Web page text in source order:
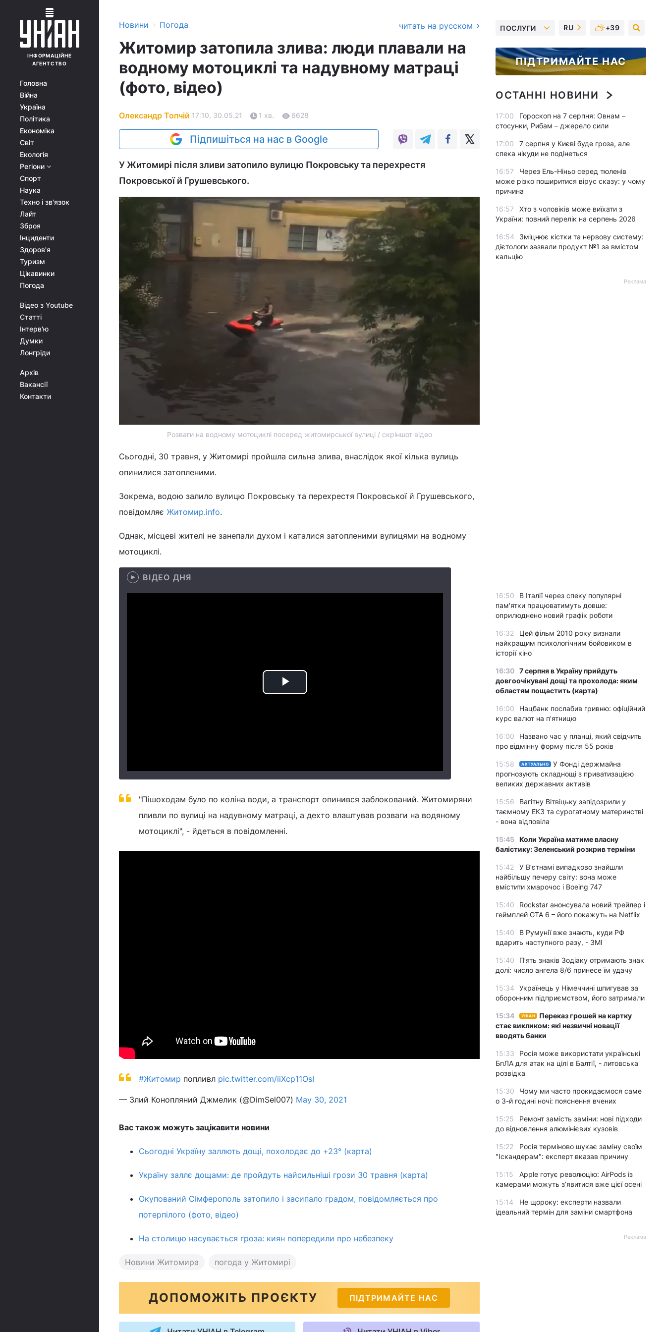
ІНФОРМАЦІЙНЕ
АГЕНТСТВО
Головна
Війна
Україна
Політика
Економіка
Світ
Екологія
Регіони
Спорт
Наука
Техно і зв'язок
Лайт
Зброя
Інциденти
Здоров'я
Туризм
Цікавинки
Погода
Відео з Youtube
Статті
Інтерв'ю
Думки
Лонгріди
Архів
Вакансії
Контакти
Новини › Погода читать на русском
Житомир затопила злива: люди плавали на
водному мотоциклі та надувному матраці
(фото, відео)
Олександр Топчій 17:10, 30.05.21 1 хв. 6628
Підпишіться на нас в Google
У Житомирі після зливи затопило вулицю Покровську та перехрестя
Покровської й Грушевського.
Розваги на водному мотоциклі посеред житомирської вулиці / скріншот відео
Сьогодні, 30 травня, у Житомирі пройшла сильна злива, внаслідок якої кілька вулиць
опинилися затопленими.
Зокрема, водою залило вулицю Покровську та перехрестя Покровської й Грушевського,
повідомляє Житомир.info.
Однак, місцеві жителі не занепали духом і каталися затопленими вулицями на водному
мотоциклі.
ВІДЕО ДНЯ
Play
"Пішоходам було по коліна води, а транспорт опинився заблокований. Житомиряни
пливли по вулиці на надувному матраці, а дехто влаштував розваги на водяному
мотоциклі", - йдеться в повідомленні.
#Житомир попливл pic.twitter.com/iiXcp11OsI
— Злий Конопляний Джмелик (@DimSel007) May 30, 2021
Вас також можуть зацікавити новини
Сьогодні Україну заллють дощі, похолодає до +23° (карта)
Україну заллє дощами: де пройдуть найсильніші грози 30 травня (карта)
Окупований Сімферополь затопило і засипало градом, повідомляється про
потерпілого (фото, відео)
На столицю насувається гроза: киян попередили про небезпеку
Новини Житомира погода у Житомирі
ДОПОМОЖІТЬ ПРОЄКТУ ПІДТРИМАЙТЕ НАС
ПОСЛУГИ RU +39
ПІДТРИМАЙТЕ НАС
ОСТАННІ НОВИНИ
17:00
Гороскоп на 7 серпня: Овнам –
стосунки, Рибам – джерело сили
17:00
7 серпня у Києві буде гроза, але
спека нікуди не подінеться
16:57
Через Ель-Ніньо серед тюленів
може різко поширитися вірус сказу: у чому
причина
16:57
Хто з чоловіків може виїхати з
України: повний перелік на серпень 2026
16:54
Зміцнює кістки та нервову систему:
дієтологи зазвали продукт №1 за вмістом
кальцію
Реклама
16:50
В Італії через спеку популярні
пам'ятки працюватимуть довше:
оприлюднено новий графік роботи
16:32
Цей фільм 2010 року визнали
найкращим психологічним бойовиком в
історії кіно
16:30 7 серпня в Україну прийдуть
довгоочікувані дощі та прохолода: яким
областям пощастить (карта)
16:00
Нацбанк послабив гривню: офіційний
курс валют на п’ятницю
16:00
Названо час у планці, який свідчить
про відмінну форму після 55 років
15:58 АКТУАЛЬНО
У Фонді держмайна
прогнозують складнощі з приватизацією
великих державних активів
15:56
Вагітну Вітвіцьку запідозрили у
таємному ЕКЗ та сурогатному материнстві
- вона відповіла
15:45 Коли Україна матиме власну
балістику: Зеленський розкрив терміни
15:42
У Вʼєтнамі випадково знайшли
найбільшу печеру світу: вона може
вмістити хмарочос і Boeing 747
15:40
Rockstar анонсувала новий трейлер і
геймплей GTA 6 – його покажуть на Netflix
15:40
В Румунії вже знають, куди РФ
вдарить наступного разу, - ЗМІ
15:40
П’ять знаків Зодіаку отримають знак
долі: число ангела 8/6 принесе їм удачу
15:34
Українець у Німеччині шпигував за
оборонним підприємством, його затримали
15:34 УНІАН
Переказ грошей на картку
стає викликом: які незвичні новації
вводять банки
15:33
Росія може використати українські
БпЛА для атак на цілі в Балтії, - литовська
розвідка
15:30
Чому ми часто прокидаємося саме
о 3-й годині ночі: пояснення вчених
15:25
Ремонт замість заміни: нові підходи
до відновлення алюмінієвих кузовів
15:22
Росія терміново шукає заміну своїм
"Іскандерам": експерт вказав причину
15:15
Apple готує революцію: AirPods із
камерами можуть з’явитися вже цієї осені
15:14
Не щороку: експерти назвали
ідеальний термін для заміни смартфона
Реклама